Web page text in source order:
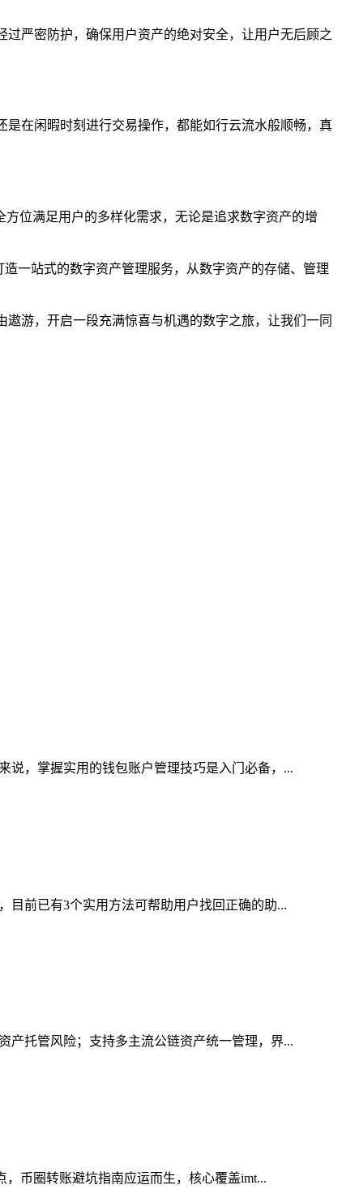
严密防护，确保用户资产的绝对安全，让用户无后顾之
在闲暇时刻进行交易操作，都能如行云流水般顺畅，真
位满足用户的多样化需求，无论是追求数字资产的增
一站式的数字资产管理服务，从数字资产的存储、管理
游，开启一段充满惊喜与机遇的数字之旅，让我们一同
说，掌握实用的钱包账户管理技巧是入门必备，...
目前已有3个实用方法可帮助用户找回正确的助...
产托管风险；支持多主流公链资产统一管理，界...
币圈转账避坑指南应运而生，核心覆盖imt...